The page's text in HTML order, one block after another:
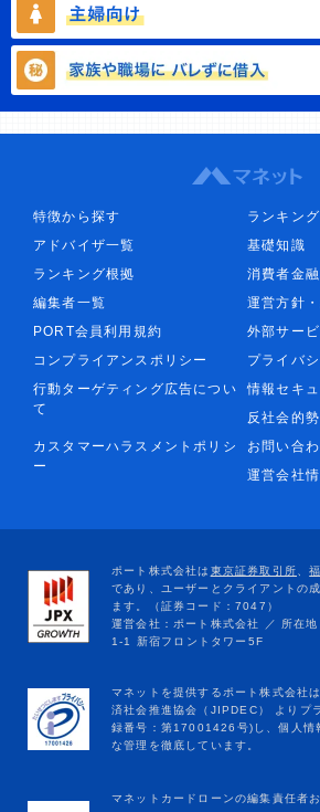
特徴から探す
ランキング
アドバイザ一覧
基礎知識
ランキング根拠
消費者金
編集者一覧
運営方針
PORT会員利用規約
外部サー
コンプライアンスポリシー
プライバ
行動ターゲティング広告につい
て
情報セキ
反社会的
カスタマーハラスメントポリシ
ー
お問い合
運営会社
マネットカードローンの編集責任者